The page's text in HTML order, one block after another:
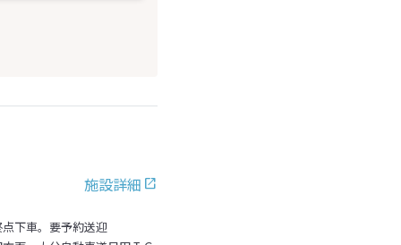
施設詳細
下車。要予約送迎